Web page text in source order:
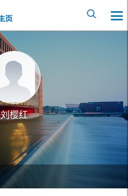
刘樱红